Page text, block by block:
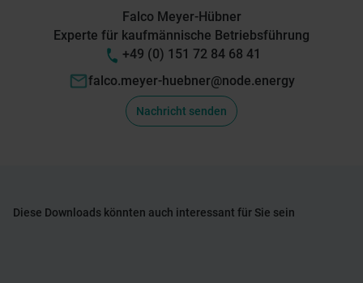
Falco Meyer-Hübner
Experte für kaufmännische Betriebsführung
+49 (0) 151 72 84 68 41
falco.meyer-huebner@node.energy
Nachricht senden
Diese Downloads könnten auch interessant für Sie sein